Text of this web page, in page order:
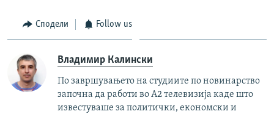
Сподели Follow us
Владимир Калински
По завршувањето на студиите по новинарство
започна да работи во А2 телевизија каде што
известуваше за политички, економски и